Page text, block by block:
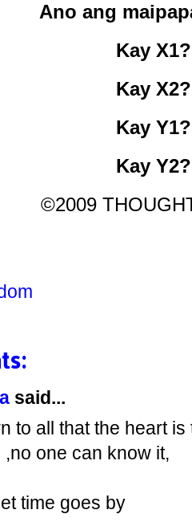
Ano ang
Kay X1?
Kay X2?
Kay Y1?
Kay Y2?
©2009
said...
to all that the heart
one can know it,
time goes by